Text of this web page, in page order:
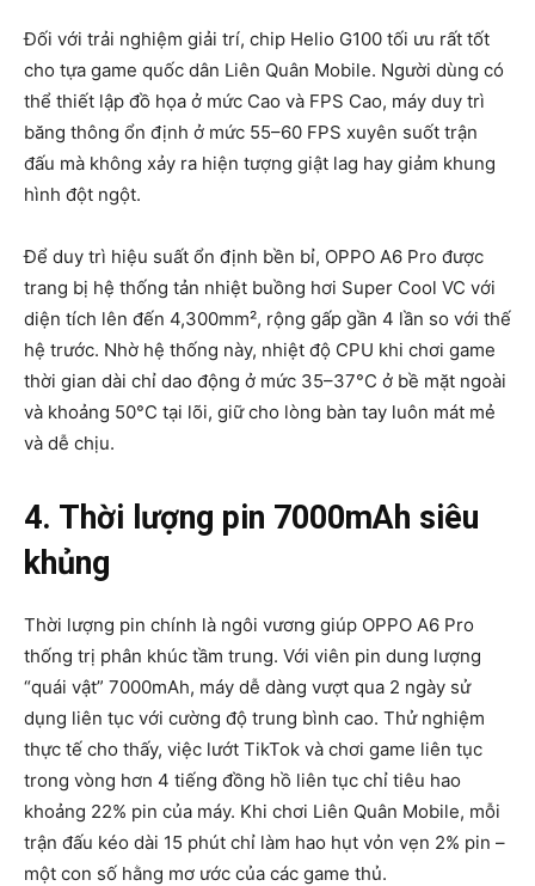
Đối với trải nghiệm giải trí, chip Helio G100 tối ưu rất tốt
cho tựa game quốc dân Liên Quân Mobile. Người dùng có
thể thiết lập đồ họa ở mức Cao và FPS Cao, máy duy trì
băng thông ổn định ở mức 55–60 FPS xuyên suốt trận
đấu mà không xảy ra hiện tượng giật lag hay giảm khung
hình đột ngột.
Để duy trì hiệu suất ổn định bền bỉ, OPPO A6 Pro được
trang bị hệ thống tản nhiệt buồng hơi Super Cool VC với
diện tích lên đến 4,300mm², rộng gấp gần 4 lần so với thế
hệ trước. Nhờ hệ thống này, nhiệt độ CPU khi chơi game
thời gian dài chỉ dao động ở mức 35–37°C ở bề mặt ngoài
và khoảng 50°C tại lõi, giữ cho lòng bàn tay luôn mát mẻ
và dễ chịu.
4. Thời lượng pin 7000mAh siêu
khủng
Thời lượng pin chính là ngôi vương giúp OPPO A6 Pro
thống trị phân khúc tầm trung. Với viên pin dung lượng
“quái vật” 7000mAh, máy dễ dàng vượt qua 2 ngày sử
dụng liên tục với cường độ trung bình cao. Thử nghiệm
thực tế cho thấy, việc lướt TikTok và chơi game liên tục
trong vòng hơn 4 tiếng đồng hồ liên tục chỉ tiêu hao
khoảng 22% pin của máy. Khi chơi Liên Quân Mobile, mỗi
trận đấu kéo dài 15 phút chỉ làm hao hụt vỏn vẹn 2% pin –
một con số hằng mơ ước của các game thủ.